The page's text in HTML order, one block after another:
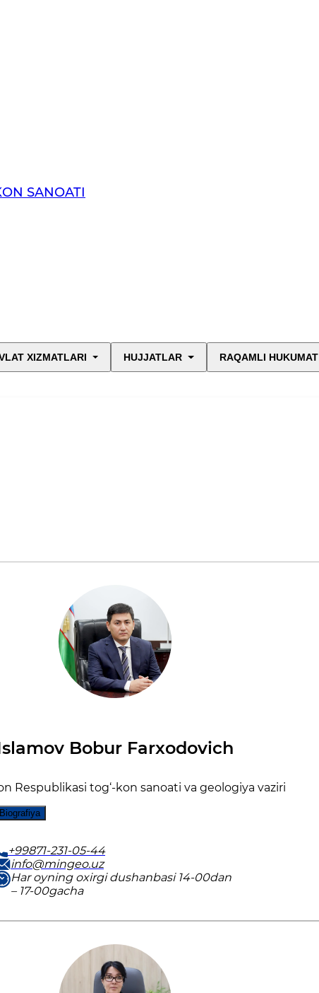
SANOATI
XIZMATLARI HUJJATLAR RAQAMLI HUKUMAT
Bobur Farxodovich
Respublikasi tog‘-kon sanoati va geologiya vaziri
Biografiya
+99871-231-05-44
info@mingeo.uz
Har oyning oxirgi dushanbasi 14-00dan
– 17-00gacha